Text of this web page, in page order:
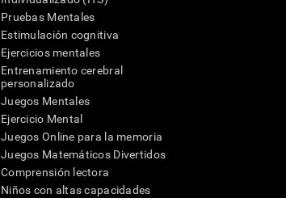
Pruebas Mentales
Estimulación cognitiva
Ejercicios mentales
Entrenamiento cerebral
personalizado
Juegos Mentales
Ejercicio Mental
Juegos Online para la memoria
Juegos Matemáticos Divertidos
Comprensión lectora
Niños con altas capacidades